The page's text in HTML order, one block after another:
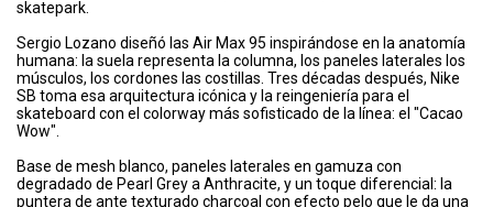
skatepark.
Sergio Lozano diseñó las Air Max 95 inspirándose en la anatomía
humana: la suela representa la columna, los paneles laterales los
músculos, los cordones las costillas. Tres décadas después, Nike
SB toma esa arquitectura icónica y la reingeniería para el
skateboard con el colorway más sofisticado de la línea: el "Cacao
Wow".
Base de mesh blanco, paneles laterales en gamuza con
degradado de Pearl Grey a Anthracite, y un toque diferencial: la
puntera de ante texturado charcoal con efecto pelo que le da una